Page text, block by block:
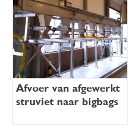
Afvoer van afgewerkt
struviet naar bigbags